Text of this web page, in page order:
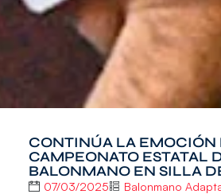
CONTINÚA LA EMOCIÓN
CAMPEONATO ESTATAL
BALONMANO EN SILLA
07/03/2025 Balonmano